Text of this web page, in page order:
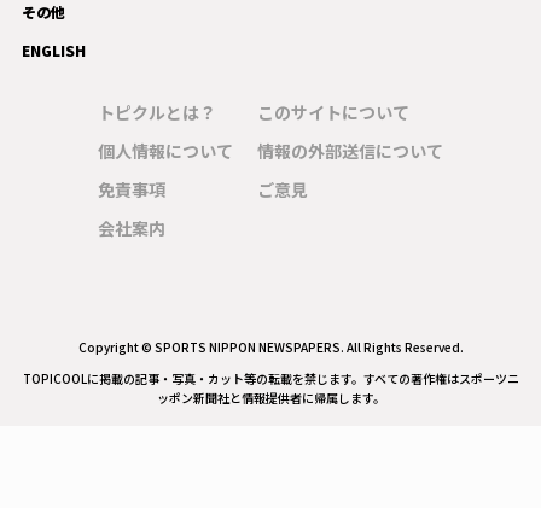
その他
ENGLISH
トピクルとは？
個人情報について
免責事項
会社案内
このサイトについて
情報の外部送信について
ご意見
Copyright © SPORTS NIPPON NEWSPAPERS. All Rights Reserved.
TOPICOOLに掲載の記事・写真・カット等の転載を禁じます。すべての著作権はスポーツニ
ッポン新聞社と情報提供者に帰属します。